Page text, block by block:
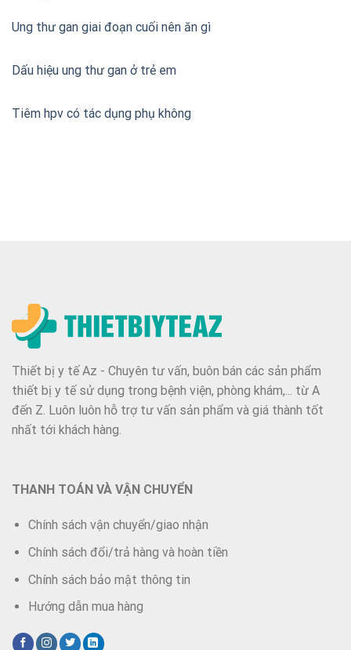
Ung thư gan giai đoạn cuối nên ăn gì
Dấu hiệu ung thư gan ở trẻ em
Tiêm hpv có tác dụng phụ không
Thiết bị y tế Az - Chuyên tư vấn, buôn bán các sản phẩm
thiết bị y tế sử dụng trong bệnh viện, phòng khám,... từ A
đến Z. Luôn luôn hỗ trợ tư vấn sản phẩm và giá thành tốt
nhất tới khách hàng.
THANH TOÁN VÀ VẬN CHUYỂN
Chính sách vận chuyển/giao nhận
Chính sách đổi/trả hàng và hoàn tiền
Chính sách bảo mật thông tin
Hướng dẫn mua hàng